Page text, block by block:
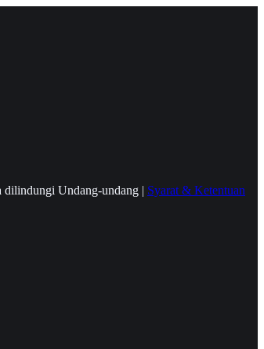
dilindungi Undang-undang | Syarat & Ketentuan